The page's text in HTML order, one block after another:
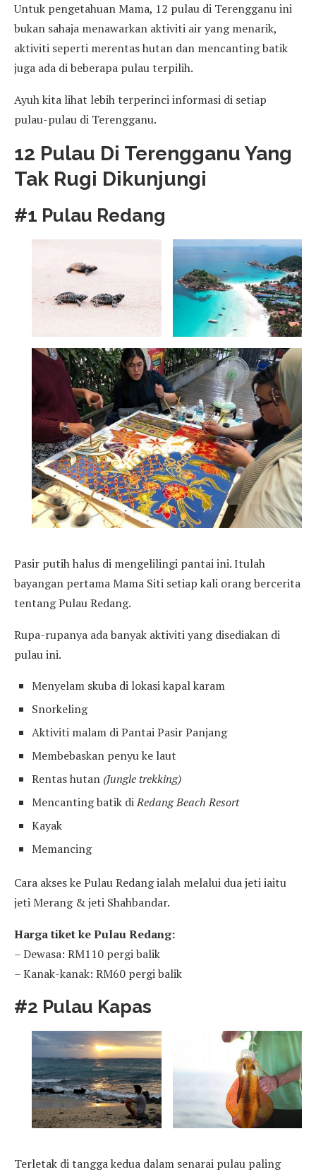
Untuk pengetahuan Mama, 12 pulau di Terengganu ini
bukan sahaja menawarkan aktiviti air yang menarik,
aktiviti seperti merentas hutan dan mencanting batik
juga ada di beberapa pulau terpilih.
Ayuh kita lihat lebih terperinci informasi di setiap
pulau-pulau di Terengganu.
12 Pulau Di Terengganu Yang
Tak Rugi Dikunjungi
#1 Pulau Redang
Pasir putih halus di mengelilingi pantai ini. Itulah
bayangan pertama Mama Siti setiap kali orang bercerita
tentang Pulau Redang.
Rupa-rupanya ada banyak aktiviti yang disediakan di
pulau ini.
Menyelam skuba di lokasi kapal karam
Snorkeling
Aktiviti malam di Pantai Pasir Panjang
Membebaskan penyu ke laut
Rentas hutan (Jungle trekking)
Mencanting batik diRedang Beach Resort
Kayak
Memancing
Cara akses ke Pulau Redang ialah melalui dua jeti iaitu
jeti Merang & jeti Shahbandar.
Harga tiket ke Pulau Redang:
– Dewasa: RM110 pergi balik
– Kanak-kanak: RM60 pergi balik
#2 Pulau Kapas
Terletak di tangga kedua dalam senarai pulau paling